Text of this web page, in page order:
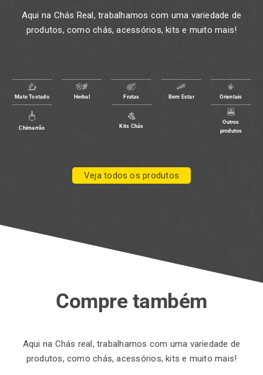
Aqui na Chás Real, trabalhamos com uma variedade de
produtos, como chás, acessórios, kits e muito mais!
Mate Tostado Herbal Frutas Bem Estar Orientais
Chimarrão Kits Chás
Outros
produtos
Veja todos os produtos
Compre também
Aqui na Chás real, trabalhamos com uma variedade de
produtos, como chás, acessórios, kits e muito mais!